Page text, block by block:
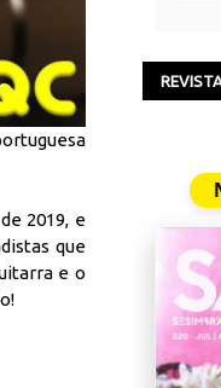
2019, e
que
e o